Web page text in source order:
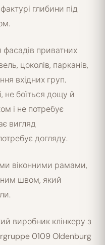
глибини під
приватних
цоколів, парканів,
вхідних груп.
не боїться дощу й
і не потребує
вигляд
догляду.
віконними рамами,
швом, який
виробник клінкеру з
0109 Oldenburg